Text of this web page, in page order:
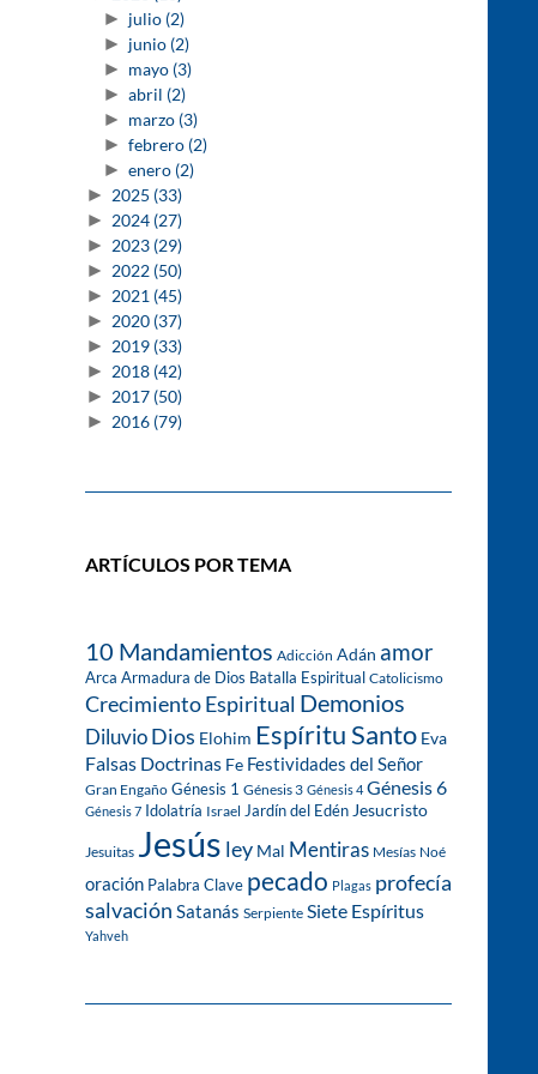
► julio (2)
► junio (2)
► mayo (3)
► abril (2)
► marzo (3)
► febrero (2)
► enero (2)
► 2025 (33)
► 2024 (27)
► 2023 (29)
► 2022 (50)
► 2021 (45)
► 2020 (37)
► 2019 (33)
► 2018 (42)
► 2017 (50)
► 2016 (79)
ARTÍCULOS POR TEMA
10 Mandamientos Adicción Adán amor
Arca Armadura de Dios Batalla Espiritual Catolicismo
Crecimiento Espiritual Demonios
DiluvioDios Elohim Espíritu Santo Eva
Falsas Doctrinas Fe Festividades del Señor
Gran Engaño Génesis 1 Génesis 3 Génesis 4 Génesis 6
Génesis 7 Idolatría Israel Jardín del Edén Jesucristo
Jesuitas Jesús ley Mal Mentiras Mesías Noé
oración Palabra Clave pecado Plagas profecía
salvación Satanás Serpiente Siete Espíritus
Yahveh